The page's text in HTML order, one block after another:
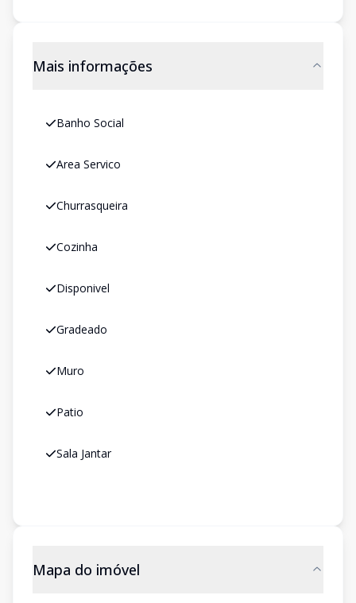
Mais informações
Banho Social
Area Servico
Churrasqueira
Cozinha
Disponivel
Gradeado
Muro
Patio
Sala Jantar
Mapa do imóvel